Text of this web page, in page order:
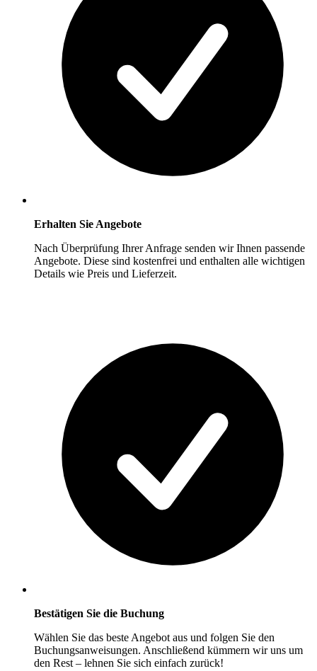
Erhalten Sie Angebote
Nach Überprüfung Ihrer Anfrage senden wir Ihnen passende
Angebote. Diese sind kostenfrei und enthalten alle wichtigen
Details wie Preis und Lieferzeit.
Bestätigen Sie die Buchung
Wählen Sie das beste Angebot aus und folgen Sie den
Buchungsanweisungen. Anschließend kümmern wir uns um
den Rest – lehnen Sie sich einfach zurück!